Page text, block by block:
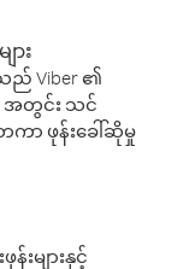
ား
ည် Viber ၏
အတွင်း သင်
ာ ဖုန်းခေါ်ဆိုမှု
များနှင့်